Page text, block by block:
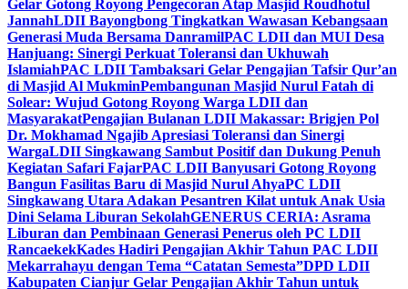
Gelar Gotong Royong Pengecoran Atap Masjid Roudhotul
JannahLDII Bayongbong Tingkatkan Wawasan Kebangsaan
Generasi Muda Bersama DanramilPAC LDII dan MUI Desa
Hanjuang: Sinergi Perkuat Toleransi dan Ukhuwah
IslamiahPAC LDII Tambaksari Gelar Pengajian Tafsir Qur’an
di Masjid Al MukminPembangunan Masjid Nurul Fatah di
Solear: Wujud Gotong Royong Warga LDII dan
MasyarakatPengajian Bulanan LDII Makassar: Brigjen Pol
Dr. Mokhamad Ngajib Apresiasi Toleransi dan Sinergi
WargaLDII Singkawang Sambut Positif dan Dukung Penuh
Kegiatan Safari FajarPAC LDII Banyusari Gotong Royong
Bangun Fasilitas Baru di Masjid Nurul AhyaPC LDII
Singkawang Utara Adakan Pesantren Kilat untuk Anak Usia
Dini Selama Liburan SekolahGENERUS CERIA: Asrama
Liburan dan Pembinaan Generasi Penerus oleh PC LDII
RancaekekKades Hadiri Pengajian Akhir Tahun PAC LDII
Mekarrahayu dengan Tema “Catatan Semesta”DPD LDII
Kabupaten Cianjur Gelar Pengajian Akhir Tahun untuk